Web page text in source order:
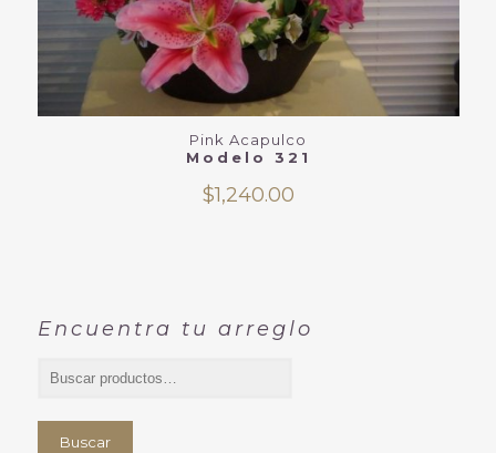
Pink Acapulco
Modelo 321
$1,240.00
Encuentra tu arreglo
Buscar